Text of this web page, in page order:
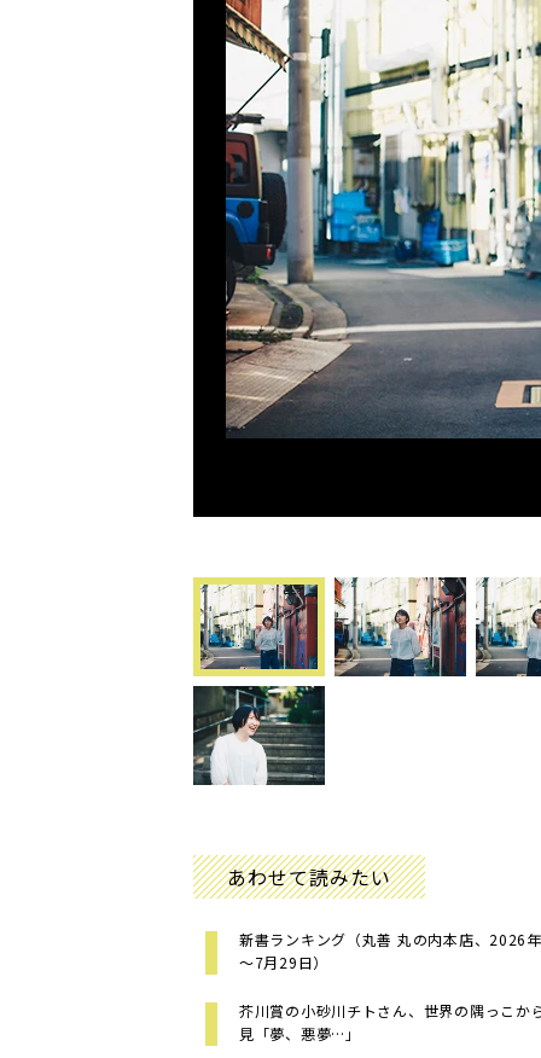
Previous
あわせて読みたい
新書ランキング（丸善 丸の内本店、2026
～7月29日）
芥川賞の小砂川チトさん、世界の隅っこか
見「夢、悪夢…」